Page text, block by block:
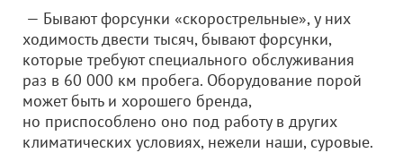
— Бывают форсунки «скорострельные», у них
ходимость двести тысяч, бывают форсунки,
которые требуют специального обслуживания
раз в 60 000 км пробега. Оборудование порой
может быть и хорошего бренда,
но приспособлено оно под работу в других
климатических условиях, нежели наши, суровые.